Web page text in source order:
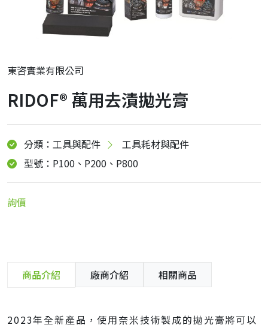
東咨實業有限公司
RIDOF® 萬用去漬拋光膏
分類：工具與配件
工具耗材與配件
型號：P100、P200、P800
詢價
商品介紹 廠商介紹 相關商品
2023年全新產品，使用奈米技術製成的拋光膏將可以